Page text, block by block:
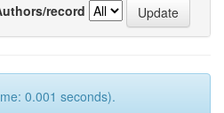
record
0.001 seconds).